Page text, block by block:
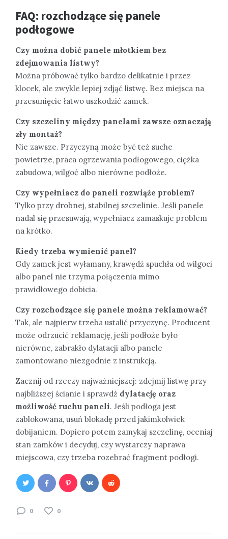
FAQ: rozchodzące się panele
podłogowe
Czy można dobić panele młotkiem bez
zdejmowania listwy?
Można próbować tylko bardzo delikatnie i przez
klocek, ale zwykle lepiej zdjąć listwę. Bez miejsca na
przesunięcie łatwo uszkodzić zamek.
Czy szczeliny między panelami zawsze oznaczają
zły montaż?
Nie zawsze. Przyczyną może być też suche
powietrze, praca ogrzewania podłogowego, ciężka
zabudowa, wilgoć albo nierówne podłoże.
Czy wypełniacz do paneli rozwiąże problem?
Tylko przy drobnej, stabilnej szczelinie. Jeśli panele
nadal się przesuwają, wypełniacz zamaskuje problem
na krótko.
Kiedy trzeba wymienić panel?
Gdy zamek jest wyłamany, krawędź spuchła od wilgoci
albo panel nie trzyma połączenia mimo
prawidłowego dobicia.
Czy rozchodzące się panele można reklamować?
Tak, ale najpierw trzeba ustalić przyczynę. Producent
może odrzucić reklamację, jeśli podłoże było
nierówne, zabrakło dylatacji albo panele
zamontowano niezgodnie z instrukcją.
Zacznij od rzeczy najważniejszej: zdejmij listwę przy
najbliższej ścianie i sprawdź dylatację oraz
możliwość ruchu paneli. Jeśli podłoga jest
zablokowana, usuń blokadę przed jakimkolwiek
dobijaniem. Dopiero potem zamykaj szczelinę, oceniaj
stan zamków i decyduj, czy wystarczy naprawa
miejscowa, czy trzeba rozebrać fragment podłogi.
0 0